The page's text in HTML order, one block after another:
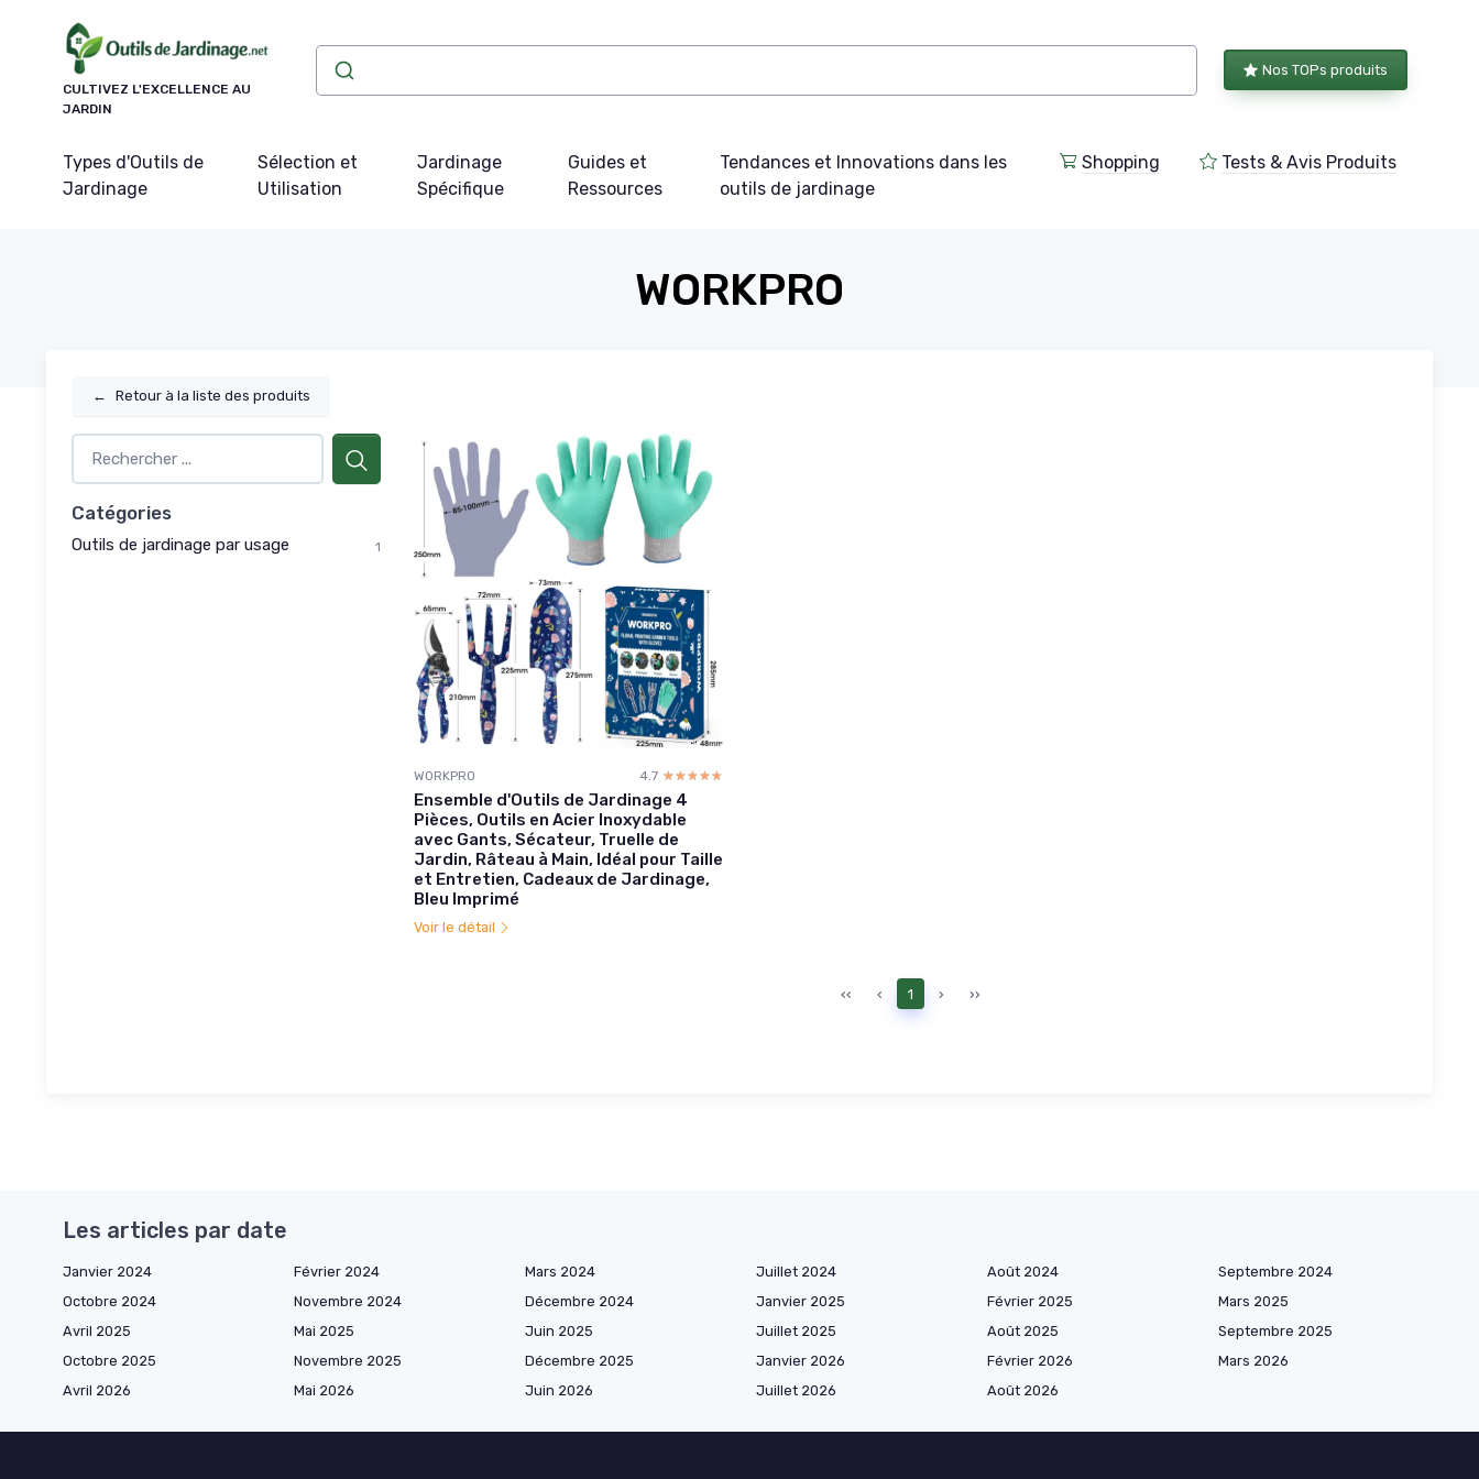
CULTIVEZ L'EXCELLENCE AU
JARDIN
Nos TOPs produits
Types d'Outils de
Jardinage
Sélection et
Utilisation
Jardinage
Spécifique
Guides et
Ressources
Tendances et Innovations dans les
outils de jardinage
Shopping Tests & Avis Produits
WORKPRO
← Retour à la liste des produits
Catégories
Outils de jardinage par usage 1
WORKPRO 4.7 ☆☆☆☆☆
★★★★★
Ensemble d'Outils de Jardinage 4
Pièces, Outils en Acier Inoxydable
avec Gants, Sécateur, Truelle de
Jardin, Râteau à Main, Idéal pour Taille
et Entretien, Cadeaux de Jardinage,
Bleu Imprimé
Voir le détail
‹‹ ‹ 1 › ››
Les articles par date
Janvier 2024 Février 2024 Mars 2024 Juillet 2024 Août 2024
Septembre 2024
Octobre 2024
Novembre 2024 Décembre 2024 Janvier 2025 Février 2025
Mars 2025
Avril 2025
Mai 2025 Juin 2025 Juillet 2025 Août 2025
Septembre 2025
Octobre 2025
Novembre 2025 Décembre 2025 Janvier 2026 Février 2026
Mars 2026
Avril 2026
Mai 2026 Juin 2026 Juillet 2026 Août 2026